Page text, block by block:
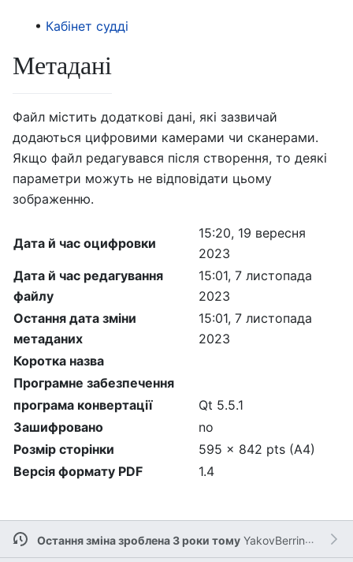
Кабінет судді
Метадані
Файл містить додаткові дані, які зазвичай
додаються цифровими камерами чи сканерами.
Якщо файл редагувався після створення, то деякі
параметри можуть не відповідати цьому
зображенню.
Дата й час оцифровки
15:20, 19 вересня
2023
Дата й час редагування
файлу
15:01, 7 листопада
2023
Остання дата зміни
метаданих
15:01, 7 листопада
2023
Коротка назва
Програмне забезпечення
програма конвертації
Qt 5.5.1
Зашифровано
no
Розмір сторінки
595 x 842 pts (A4)
Версія формату PDF
1.4
Остання зміна зроблена 3 роки тому YakovBerringer